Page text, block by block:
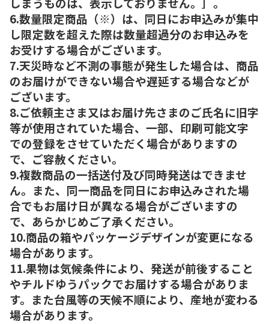
6.数量限定商品（※）は、同日にお申込みが集中
し限定数を超えた際は数量超過分のお申込みを
お受けする場合がございます。
7.天災時など不測の事態が発生した場合は、商品
のお届けができない場合や遅延する場合などが
ございます。
8.ご依頼主さま又はお届け先さまのご氏名に旧字
等が使用されていた場合、一部、印刷可能文字
での登録をさせていただく場合がありますの
で、ご容赦ください。
9.複数商品の一括送付及び同時発送はできませ
ん。また、同一商品を同日にお申込みされた場
合でもお届け日が異なる場合がございますの
で、あらかじめご了承ください。
10.商品の箱やパッケージデザインが変更になる
場合があります。
11.果物は気候条件により、発送が前後すること
やチルドゆうパックでお届けする場合がありま
す。また台風等の天候不順により、産地が変わる
場合があります。